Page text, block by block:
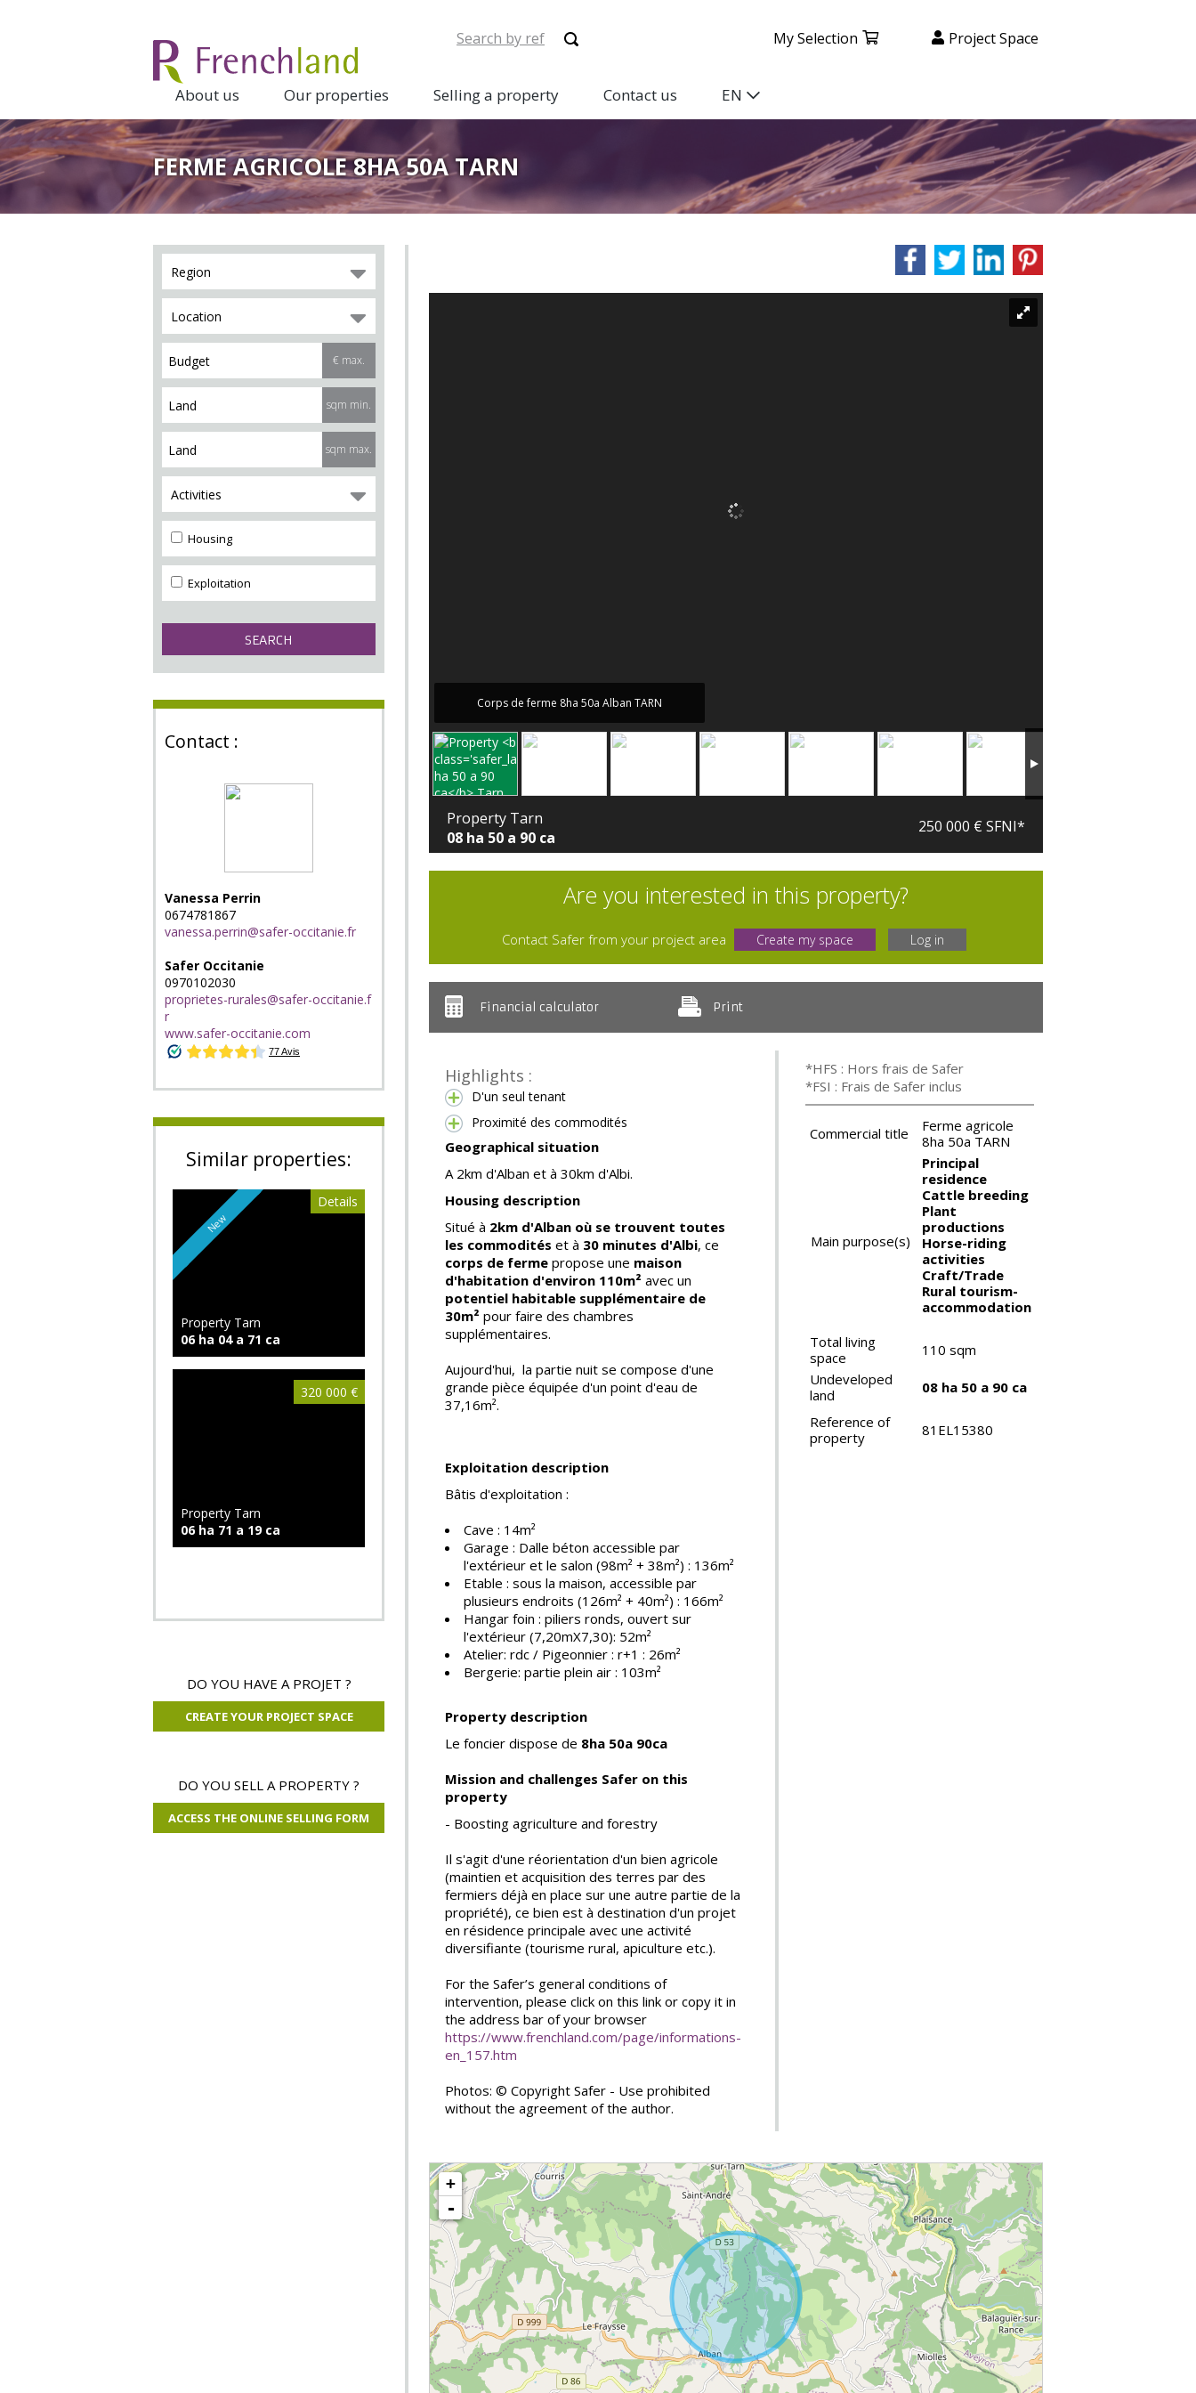
My Selection Project Space
About us Our properties Selling a property Contact us EN
FERME AGRICOLE 8HA 50A TARN
Region
Location
€ max.
sqm min.
sqm max.
Activities
Housing
Exploitation
Contact :
Vanessa Perrin
0674781867
vanessa.perrin@safer-occitanie.fr
Safer Occitanie
0970102030
proprietes-rurales@safer-occitanie.f
r
www.safer-occitanie.com
Similar properties:
New
Details
Property Tarn
06 ha 04 a 71 ca
320 000 €
Property Tarn
06 ha 71 a 19 ca
DO YOU HAVE A PROJET ?
CREATE YOUR PROJECT SPACE
DO YOU SELL A PROPERTY ?
ACCESS THE ONLINE SELLING FORM
Corps de ferme 8ha 50a Alban TARN
Property Tarn
08 ha 50 a 90 ca
250 000 € SFNI*
Are you interested in this property?
Contact Safer from your project area Create my space Log in
Financial calculator Print
Highlights :
D'un seul tenant
Proximité des commodités
Geographical situation
A 2km d'Alban et à 30km d'Albi.
Housing description
Situé à 2km d'Alban où se trouvent toutes
les commodités et à 30 minutes d'Albi, ce
corps de ferme propose une maison
d'habitation d'environ 110m² avec un
potentiel habitable supplémentaire de
30m² pour faire des chambres
supplémentaires.
Aujourd'hui, la partie nuit se compose d'une
grande pièce équipée d'un point d'eau de
37,16m².
Exploitation description
Bâtis d'exploitation :
Cave : 14m²
Garage : Dalle béton accessible par
l'extérieur et le salon (98m² + 38m²) : 136m²
Etable : sous la maison, accessible par
plusieurs endroits (126m² + 40m²) : 166m²
Hangar foin : piliers ronds, ouvert sur
l'extérieur (7,20mX7,30): 52m²
Atelier: rdc / Pigeonnier : r+1 : 26m²
Bergerie: partie plein air : 103m²
Property description
Le foncier dispose de 8ha 50a 90ca
Mission and challenges Safer on this
property
- Boosting agriculture and forestry
Il s'agit d'une réorientation d'un bien agricole
(maintien et acquisition des terres par des
fermiers déjà en place sur une autre partie de la
propriété), ce bien est à destination d'un projet
en résidence principale avec une activité
diversifiante (tourisme rural, apiculture etc.).
For the Safer’s general conditions of
intervention, please click on this link or copy it in
the address bar of your browser
https://www.frenchland.com/page/informations-
en_157.htm
Photos: © Copyright Safer - Use prohibited
without the agreement of the author.
*HFS : Hors frais de Safer
*FSI : Frais de Safer inclus
Commercial title
Ferme agricole
8ha 50a TARN
Main purpose(s)
Principal
residence
Cattle breeding
Plant
productions
Horse-riding
activities
Craft/Trade
Rural tourism-
accommodation
Total living
space
110 sqm
Undeveloped
land
08 ha 50 a 90 ca
Reference of
property
81EL15380
+
-